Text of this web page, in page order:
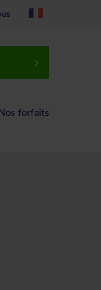
keyboard_arrow_right
forfaits